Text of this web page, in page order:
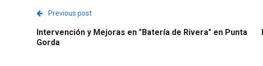
Previous post
Intervención y Mejoras en "Batería de Rivera" en Punta
Gorda